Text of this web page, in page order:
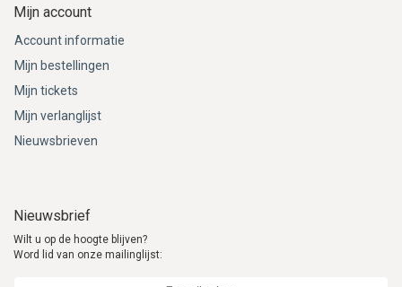
Mijn account
Account informatie
Mijn bestellingen
Mijn tickets
Mijn verlanglijst
Nieuwsbrieven
Nieuwsbrief
Wilt u op de hoogte blijven?
Word lid van onze mailinglijst: